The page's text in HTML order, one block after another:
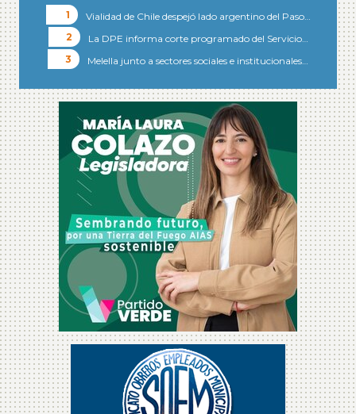
Vialidad de Chile despejó lado argentino del Paso…
La DPE informa corte programado del Servicio…
Melella junto a sectores sociales e institucionales…